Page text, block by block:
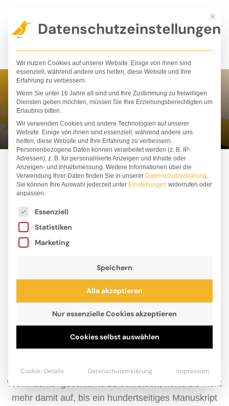
Inhalt
springen
Lilja Hindahl
Lilja Hindahl, geboren 2010, liebt Bücher und Tiere,
Corona-Lockdown die Hausaufgabe bekam, eine
Weihnachts- geschichte zu schreiben, hörte sie nicht
mehr damit auf, bis ein hundertseitiges Manuskript
Mit
Datenschutzeinstellungen
Wir nutzen Cookies auf unserer Website. Einige von ihnen sind
essenziell, während andere uns helfen, diese Website und Ihre
Erfahrung zu verbessern.
Wenn Sie unter 16 Jahre alt sind und Ihre Zustimmung zu freiwilligen
Diensten geben möchten, müssen Sie Ihre Erziehungsberechtigten um
Erlaubnis bitten.
Wir verwenden Cookies und andere Technologien auf unserer
Website. Einige von ihnen sind essenziell, während andere uns
helfen, diese Website und Ihre Erfahrung zu verbessern.
Personenbezogene Daten können verarbeitet werden (z. B. IP-
Adressen), z. B. für personalisierte Anzeigen und Inhalte oder
Anzeigen- und Inhaltsmessung. Weitere Informationen über die
Verwendung Ihrer Daten finden Sie in unserer Datenschutzerklärung.
Sie können Ihre Auswahl jederzeit unter Einstellungen widerrufen oder
anpassen.
Es folgt eine Liste der Service-Gruppen, für die
Essenziell
Statistiken
Marketing
Speichern
Alle akzeptieren
Nur essenzielle Cookies akzeptieren
Cookies selbst auswählen
Cookie-Details Datenschutzerklärung Impressum